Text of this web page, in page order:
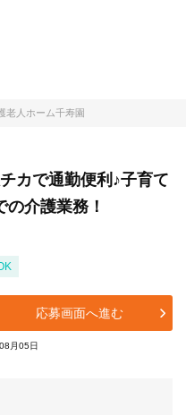
老人ホーム千寿園
カで通勤便利♪子育て
介護業務！
応募画面へ進む
月05日